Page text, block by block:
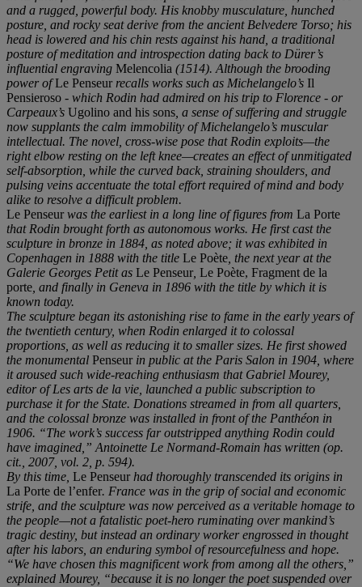
and a rugged, powerful body. His knobby musculature, hunched
posture, and rocky seat derive from the ancient Belvedere Torso; his
head is lowered and his chin rests against his hand, a traditional
posture of meditation and introspection dating back to Dürer’s
influential engraving Melencolia (1514). Although the brooding
power ofLe Penseurrecalls works such as Michelangelo’s Il
Pensieroso - which Rodin had admired on his trip to Florence - or
Carpeaux’s Ugolino and his sons , a sense of suffering and struggle
now supplants the calm immobility of Michelangelo’s muscular
intellectual. The novel, cross-wise pose that Rodin exploits—the
right elbow resting on the left knee—creates an effect of unmitigated
self-absorption, while the curved back, straining shoulders, and
pulsing veins accentuate the total effort required of mind and body
alike to resolve a difficult problem.
Le Penseurwas the earliest in a long line of figures from La Porte
that Rodin brought forth as autonomous works. He first cast the
sculpture in bronze in 1884, as noted above; it was exhibited in
Copenhagen in 1888 with the title Le Poète , the next year at the
Galerie Georges Petit as Le Penseur, Le Poète, Fragment de la
porte , and finally in Geneva in 1896 with the title by which it is
known today.
The sculpture began its astonishing rise to fame in the early years of
the twentieth century, when Rodin enlarged it to colossal
proportions, as well as reducing it to smaller sizes. He first showed
the monumental Penseurin public at the Paris Salon in 1904, where
it aroused such wide-reaching enthusiasm that Gabriel Mourey,
editor of Les arts de la vie, launched a public subscription to
purchase it for the State. Donations streamed in from all quarters,
and the colossal bronze was installed in front of the Panthéon in
1906. “The work’s success far outstripped anything Rodin could
have imagined,” Antoinette Le Normand-Romain has written (op.
cit., 2007, vol. 2, p. 594).
By this time, Le Penseurhad thoroughly transcended its origins in
La Porte de l’enfer. France was in the grip of social and economic
strife, and the sculpture was now perceived as a veritable homage to
the people—not a fatalistic poet-hero ruminating over mankind’s
tragic destiny, but instead an ordinary worker engrossed in thought
after his labors, an enduring symbol of resourcefulness and hope.
“We have chosen this magnificent work from among all the others,”
explained Mourey, “because it is no longer the poet suspended over